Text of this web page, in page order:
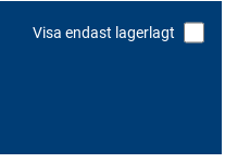
Visa endast lagerlagt